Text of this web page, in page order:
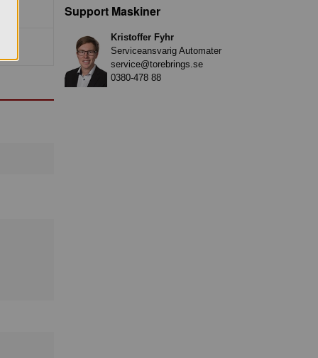
Support Maskiner
Kristoffer Fyhr
Serviceansvarig Automater
service@torebrings.se
0380-478 88